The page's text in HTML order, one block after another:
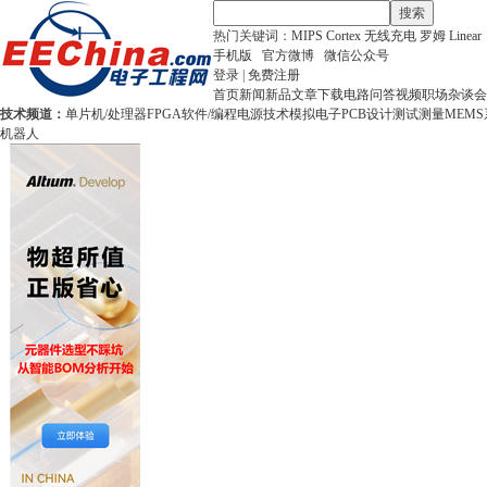
搜索
热门关键词： MIPS Cortex 无线充电 罗姆 Linear
手机版
官方微博
微信公众号
登录 免费注册
首页新闻新品文章下载电路问答视频职场杂谈
技术频道： 单片机/处理器FPGA软件/编程电源技术模拟电子PCB设计测试测量MEMS
机器人